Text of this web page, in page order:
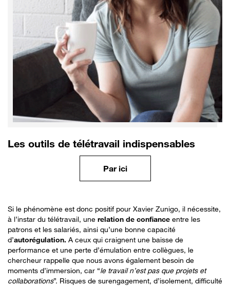
Les outils de télétravail indispensables
Par ici
Si le phénomène est donc positif pour Xavier Zunigo, il nécessite,
à l’instar du télétravail, une relation de confiance entre les
patrons et les salariés, ainsi qu’une bonne capacité
d’autorégulation. A ceux qui craignent une baisse de
performance et une perte d’émulation entre collègues, le
chercheur rappelle que nous avons également besoin de
moments d’immersion, car “le travail n’est pas que projets et
collaborations”. Risques de surengagement, d’isolement, difficulté